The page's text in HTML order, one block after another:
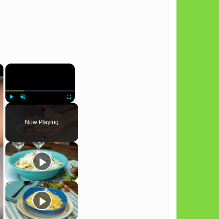
×
Fullscreen
Now Playing